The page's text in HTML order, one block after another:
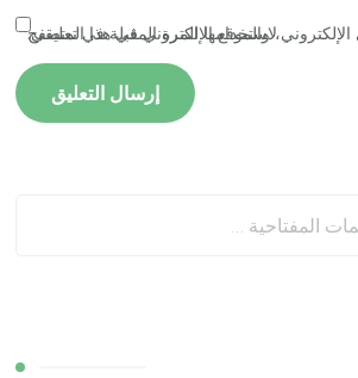
احفظ اسمي، بريدي الإلكتروني، والموقع الإلكتروني في هذا المتصفح لاستخدامها المرة المقبلة في تعليقي.